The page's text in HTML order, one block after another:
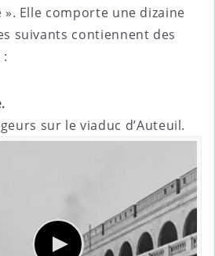
». Elle comporte une dizaine
suivants contiennent des
sur le viaduc d’Auteuil.